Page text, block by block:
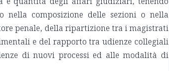
composizione delle sezioni o nella
penale, della ripartizione tra i magistrati
e del rapporto tra udienze collegiali
di nuovi processi ed alle modalità di